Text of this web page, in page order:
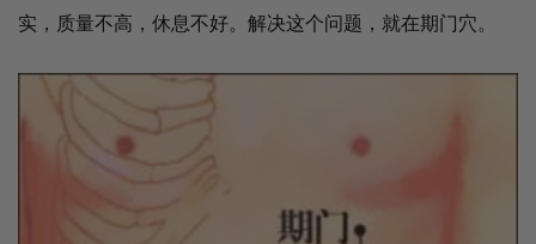
实，质量不高，休息不好。解决这个问题，就在期门穴。